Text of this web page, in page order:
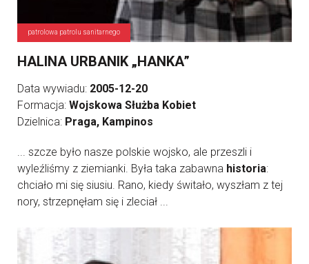
patrolowa patrolu sanitarnego
HALINA URBANIK „HANKA”
Data wywiadu: 2005-12-20
Formacja: Wojskowa Służba Kobiet
Dzielnica: Praga, Kampinos
... szcze było nasze polskie wojsko, ale przeszli i
wyleźliśmy z ziemianki. Była taka zabawna historia:
chciało mi się siusiu. Rano, kiedy świtało, wyszłam z tej
nory, strzepnęłam się i zleciał ...